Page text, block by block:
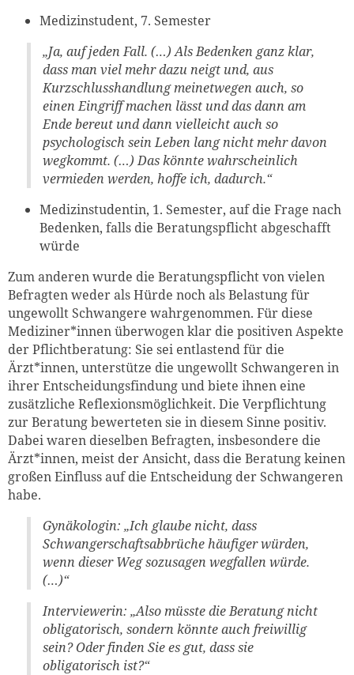
Medizinstudent, 7. Semester
„Ja, auf jeden Fall. (…) Als Bedenken ganz klar,
dass man viel mehr dazu neigt und, aus
Kurzschlusshandlung meinetwegen auch, so
einen Eingriff machen lässt und das dann am
Ende bereut und dann vielleicht auch so
psychologisch sein Leben lang nicht mehr davon
wegkommt. (…) Das könnte wahrscheinlich
vermieden werden, hoffe ich, dadurch.“
Medizinstudentin, 1. Semester, auf die Frage nach
Bedenken, falls die Beratungspflicht abgeschafft
würde
Zum anderen wurde die Beratungspflicht von vielen
Befragten weder als Hürde noch als Belastung für
ungewollt Schwangere wahrgenommen. Für diese
Mediziner*innen überwogen klar die positiven Aspekte
der Pflichtberatung: Sie sei entlastend für die
Ärzt*innen, unterstütze die ungewollt Schwangeren in
ihrer Entscheidungsfindung und biete ihnen eine
zusätzliche Reflexionsmöglichkeit. Die Verpflichtung
zur Beratung bewerteten sie in diesem Sinne positiv.
Dabei waren dieselben Befragten, insbesondere die
Ärzt*innen, meist der Ansicht, dass die Beratung keinen
großen Einfluss auf die Entscheidung der Schwangeren
habe.
Gynäkologin: „Ich glaube nicht, dass
Schwangerschaftsabbrüche häufiger würden,
wenn dieser Weg sozusagen wegfallen würde.
(…)“
Interviewerin: „Also müsste die Beratung nicht
obligatorisch, sondern könnte auch freiwillig
sein? Oder finden Sie es gut, dass sie
obligatorisch ist?“